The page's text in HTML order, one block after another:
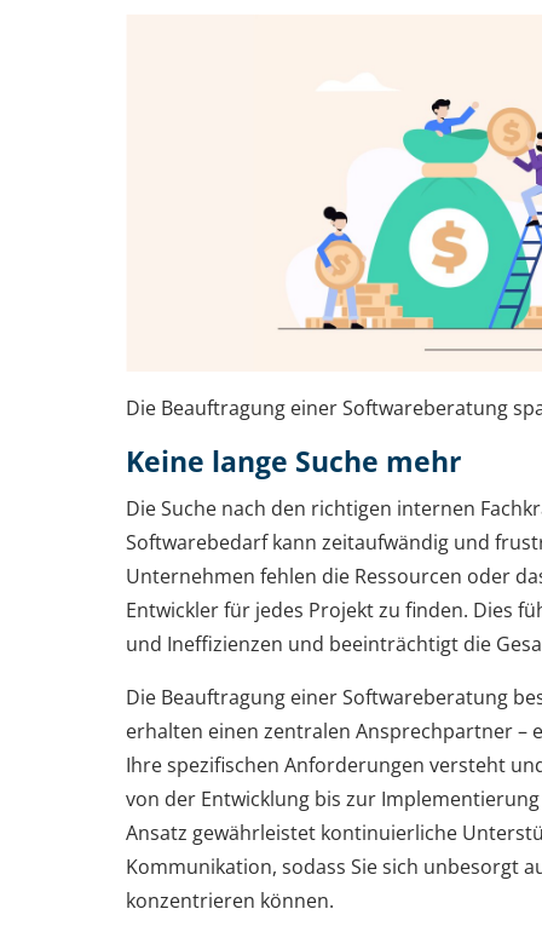
Die Beauftragung einer Softwareberatung
Keine lange Suche mehr
Die Suche nach den richtigen internen
Softwarebedarf kann zeitaufwändig und
Unternehmen fehlen die Ressourcen oder
Entwickler für jedes Projekt zu finden. Dies
und Ineffizienzen und beeinträchtigt die
Die Beauftragung einer Softwareberatung
erhalten einen zentralen Ansprechpartner –
Ihre spezifischen Anforderungen versteht
von der Entwicklung bis zur
Ansatz gewährleistet kontinuierliche
Kommunikation, sodass Sie sich unbesorgt
konzentrieren können.